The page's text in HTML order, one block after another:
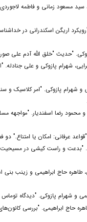
سید مسعود زمانی و فاطمه
اریگن اسکندرانی در
"حدیث "خلق الله آدم علی صورته"
شهرام پازوکی و علی
شهرام پازوکی. "امر کلاسیک و
محمود رضا اسفندیار. "مواجهه
عرفانی: امکان یا امتناع." دو
و راست کیشی در مسیحیت
طاهره حاج ابراهیمی و زینب
و شهرام پازوکی. "دیدگاه توماس
حاج ابراهیمی. "بررسی